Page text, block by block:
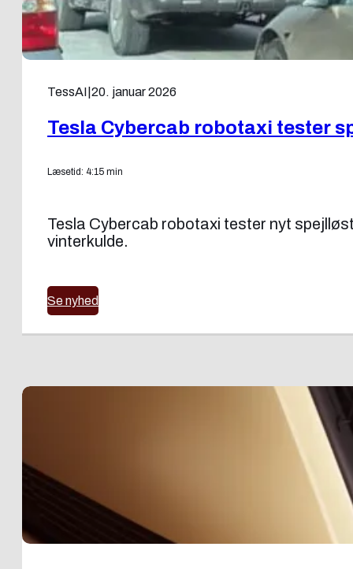
TessAI 20. januar 2026
Tesla Cybercab robotaxi tester
Læsetid: 4:15 min
Tesla Cybercab robotaxi tester nyt
vinterkulde.
Se nyhed